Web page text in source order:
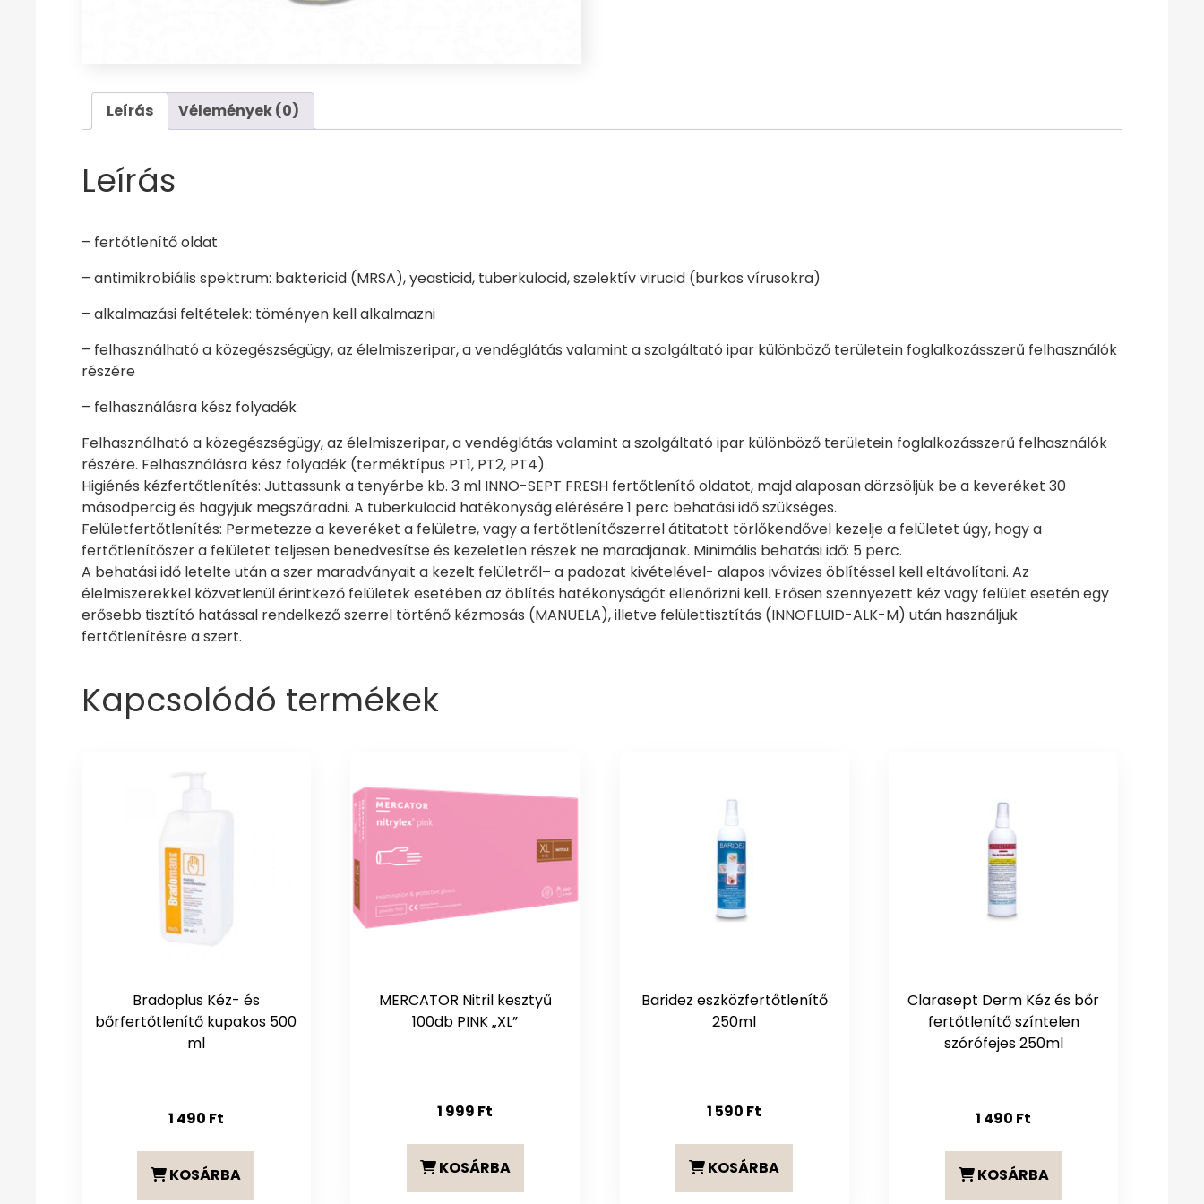
Leírás Vélemények (0)
Leírás
– fertőtlenítő oldat
– antimikrobiális spektrum: baktericid (MRSA), yeasticid, tuberkulocid, szelektív virucid (burkos vírusokra)
– alkalmazási feltételek: töményen kell alkalmazni
– felhasználható a közegészségügy, az élelmiszeripar, a vendéglátás valamint a szolgáltató ipar különböző területein foglalkozásszerű felhasználók
részére
– felhasználásra kész folyadék
Felhasználható a közegészségügy, az élelmiszeripar, a vendéglátás valamint a szolgáltató ipar különböző területein foglalkozásszerű felhasználók
részére. Felhasználásra kész folyadék (terméktípus PT1, PT2, PT4).
Higiénés kézfertőtlenítés: Juttassunk a tenyérbe kb. 3 ml INNO-SEPT FRESH fertőtlenítő oldatot, majd alaposan dörzsöljük be a keveréket 30
másodpercig és hagyjuk megszáradni. A tuberkulocid hatékonyság elérésére 1 perc behatási idő szükséges.
Felületfertőtlenítés: Permetezze a keveréket a felületre, vagy a fertőtlenítőszerrel átitatott törlőkendővel kezelje a felületet úgy, hogy a
fertőtlenítőszer a felületet teljesen benedvesítse és kezeletlen részek ne maradjanak. Minimális behatási idő: 5 perc.
A behatási idő letelte után a szer maradványait a kezelt felületről– a padozat kivételével- alapos ivóvizes öblítéssel kell eltávolítani. Az
élelmiszerekkel közvetlenül érintkező felületek esetében az öblítés hatékonyságát ellenőrizni kell. Erősen szennyezett kéz vagy felület esetén egy
erősebb tisztító hatással rendelkező szerrel történő kézmosás (MANUELA), illetve felülettisztítás (INNOFLUID-ALK-M) után használjuk
fertőtlenítésre a szert.
Kapcsolódó termékek
Bradoplus Kéz- és
bőrfertőtlenítő kupakos 500
ml
1 490 Ft
KOSÁRBA
MERCATOR Nitril kesztyű
100db PINK „XL”
1 999 Ft
KOSÁRBA
Baridez eszközfertőtlenítő
250ml
1 590 Ft
KOSÁRBA
Clarasept Derm Kéz és bőr
fertőtlenítő színtelen
szórófejes 250ml
1 490 Ft
KOSÁRBA